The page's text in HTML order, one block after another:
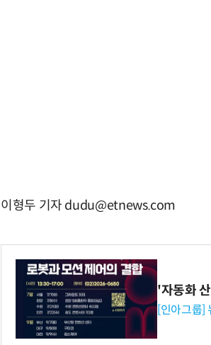
이형두 기자 dudu@etnews.com
'자동화
[인아그룹]